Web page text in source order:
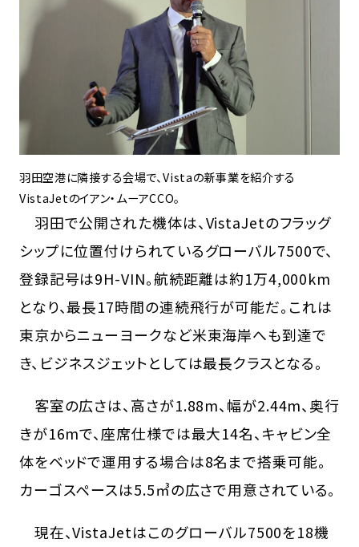
羽田空港に隣接する会場で、Vistaの新事業を紹介する
VistaJetのイアン・ムーアCCO。
羽田で公開された機体は、VistaJetのフラッグ
シップに位置付けられているグローバル7500で、
登録記号は9H-VIN。航続距離は約1万4,000km
となり、最長17時間の連続飛行が可能だ。これは
東京からニューヨークなど米東海岸へも到達で
き、ビジネスジェットとしては最長クラスとなる。
客室の広さは、高さが1.88m、幅が2.44m、奥行
きが16mで、座席仕様では最大14名、キャビン全
体をベッドで運用する場合は8名まで搭乗可能。
カーゴスペースは5.5㎥の広さで用意されている。
現在、VistaJetはこのグローバル7500を18機